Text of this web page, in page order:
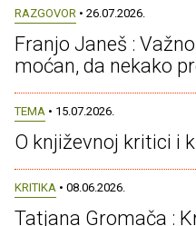
RAZGOVOR • 26.07.2026.
Franjo Janeš :
moćan, da nekako
TEMA • 15.07.2026.
O književnoj kritici i
KRITIKA • 08.06.2026.
Tatjana Gromača :